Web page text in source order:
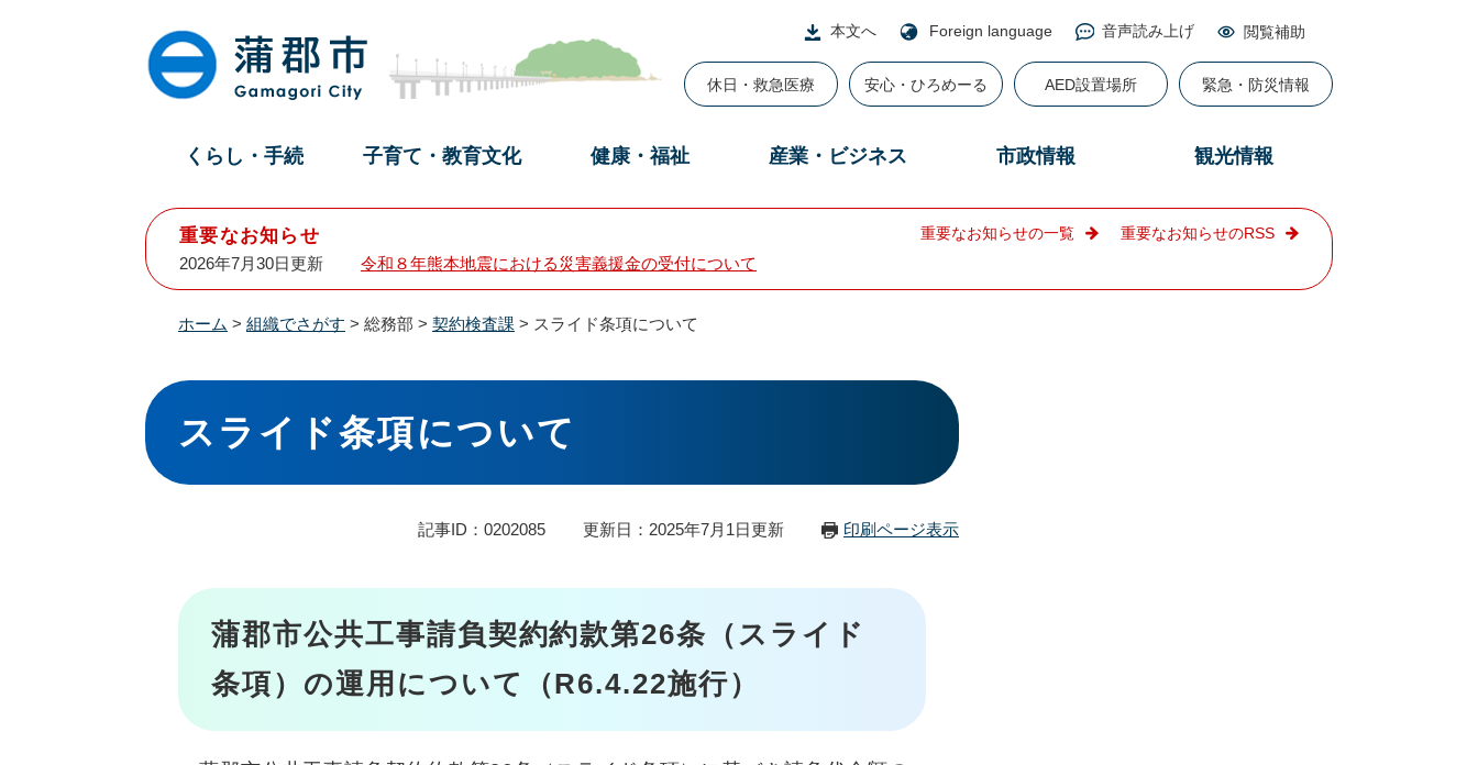
本文へ Foreign language 音声読み上げ 閲覧補助
休日・救急医療 安心・ひろめーる AED設置場所 緊急・防災情報
くらし・手続 子育て・教育文化 健康・福祉 産業・ビジネス 市政情報 観光情報
重要なお知らせ
2026年7月30日更新 令和８年熊本地震における災害義援金の受付について
重要なお知らせの一覧 重要なお知らせのRSS
ホーム > 組織でさがす > 総務部 > 契約検査課 > スライド条項について
本
文
スライド条項について
記事ID：0202085 更新日：2025年7月1日更新 印刷ページ表示
蒲郡市公共工事請負契約約款第26条（スライド
条項）の運用について（R6.4.22施行）